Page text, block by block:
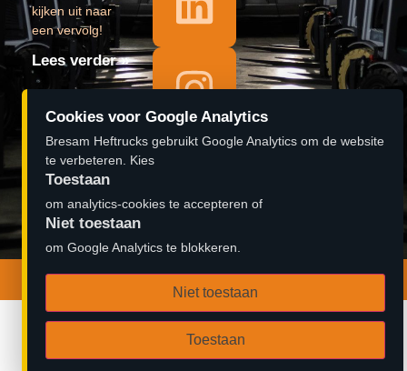
kijken uit naar
een vervolg!
Lees verder »
𝐎𝐩𝐞𝐧𝐢𝐧𝐠
pand 𝐁𝐫𝐞𝐬𝐚𝐦
𝐇𝐞𝐟𝐭𝐫𝐮𝐜𝐤𝐬
#aftermovie
Lees verder »
Cookies voor Google Analytics
Bresam Heftrucks gebruikt Google Analytics om de website
te verbeteren. Kies
Toestaan
om analytics-cookies te accepteren of
Niet toestaan
om Google Analytics te blokkeren.
Niet toestaan
Toestaan